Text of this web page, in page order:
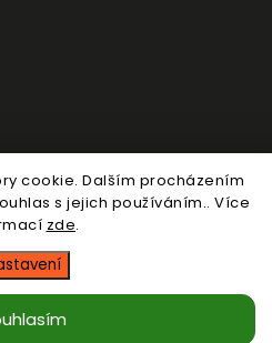
cookie. Dalším procházením
s jejich používáním.. Více
zde.
Všechna práva vyhrazena.